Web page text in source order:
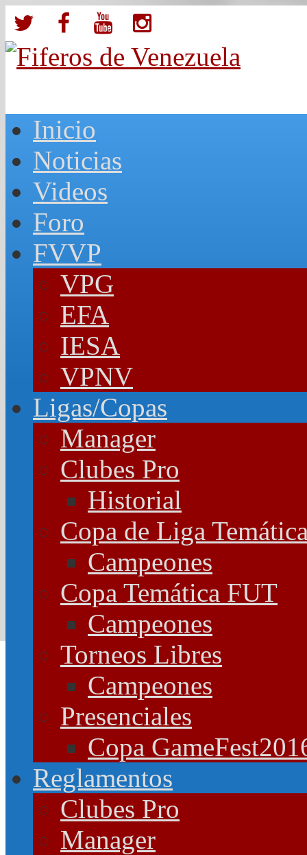
Inicio
Noticias
Videos
Foro
FVVP
VPG
EFA
IESA
VPNV
Ligas/Copas
Manager
Clubes Pro
Historial
Copa de Liga
Campeones
Copa Temática FUT
Campeones
Torneos Libres
Campeones
Presenciales
Copa
Reglamentos
Clubes Pro
Manager